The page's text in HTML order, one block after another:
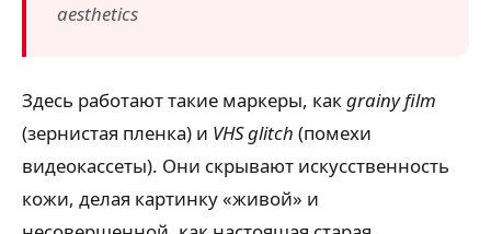
aesthetics
Здесь работают такие маркеры, какgrainy film
(зернистая пленка) и VHS glitch (помехи
видеокассеты). Они скрывают искусственность
кожи, делая картинку «живой» и